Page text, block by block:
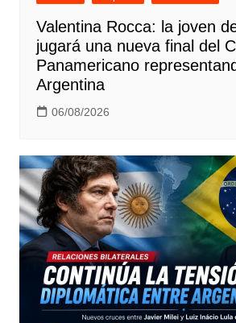
Valentina Rocca: la joven
jugará una nueva final del
Panamericano
Argentina
06/08/2026